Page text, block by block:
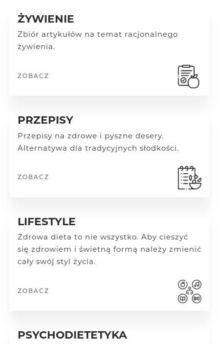
ŻYWIENIE
Zbiór artykułów na temat racjonalnego
żywienia.
ZOBACZ
PRZEPISY
Przepisy na zdrowe i pyszne desery.
Alternatywa dla tradycyjnych słodkości.
ZOBACZ
LIFESTYLE
Zdrowa dieta to nie wszystko. Aby cieszyć
się zdrowiem i świetną formą należy zmienić
cały swój styl życia.
ZOBACZ
PSYCHODIETETYKA